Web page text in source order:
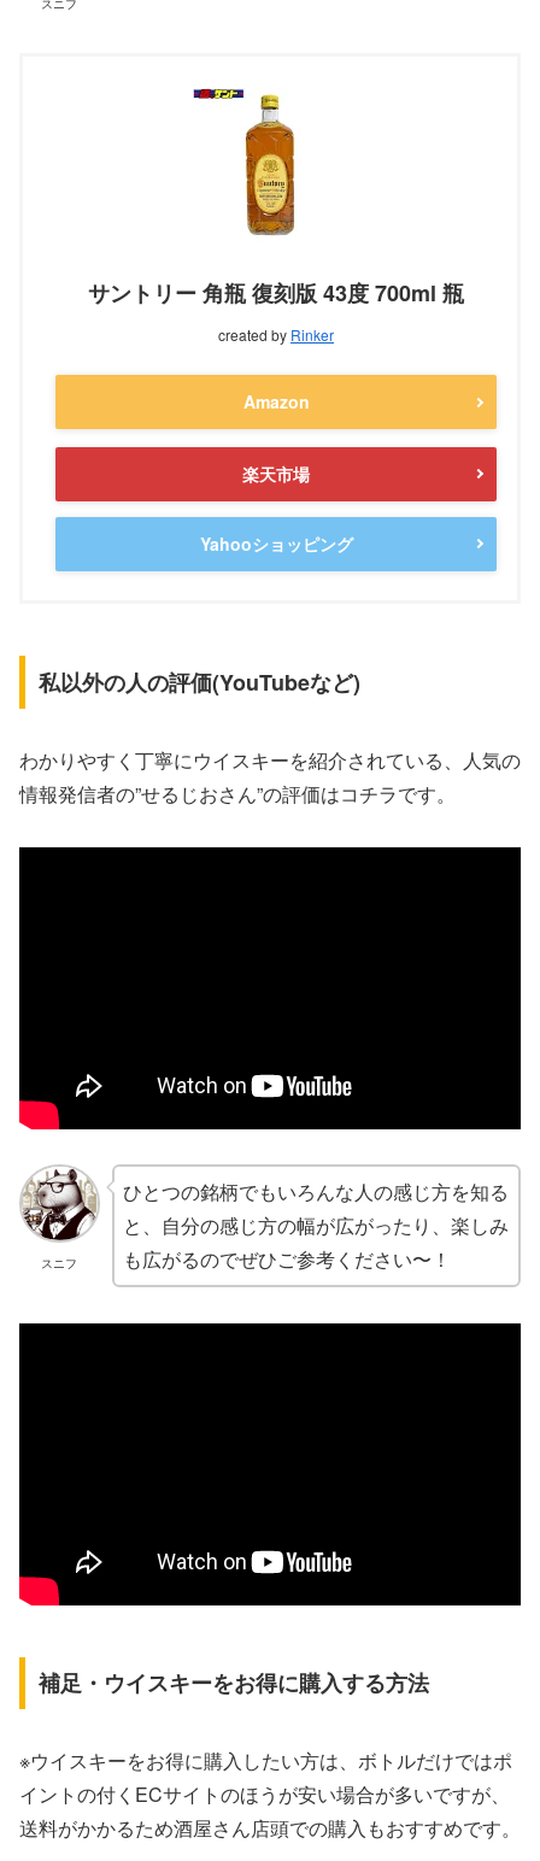
スニフ
サントリー 角瓶 復刻版 43度 700ml 瓶
created by Rinker
Amazon
楽天市場
Yahooショッピング
私以外の人の評価(YouTubeなど)
わかりやすく丁寧にウイスキーを紹介されている、人気の
情報発信者の”せるじおさん”の評価はコチラです。
スニフ
ひとつの銘柄でもいろんな人の感じ方を知る
と、自分の感じ方の幅が広がったり、楽しみ
も広がるのでぜひご参考ください〜！
補足・ウイスキーをお得に購入する方法
※ウイスキーをお得に購入したい方は、ボトルだけではポ
イントの付くECサイトのほうが安い場合が多いですが、
送料がかかるため酒屋さん店頭での購入もおすすめです。